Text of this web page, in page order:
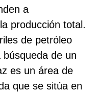
a
producción total.
de petróleo
de un
es un área de
que se sitúa en